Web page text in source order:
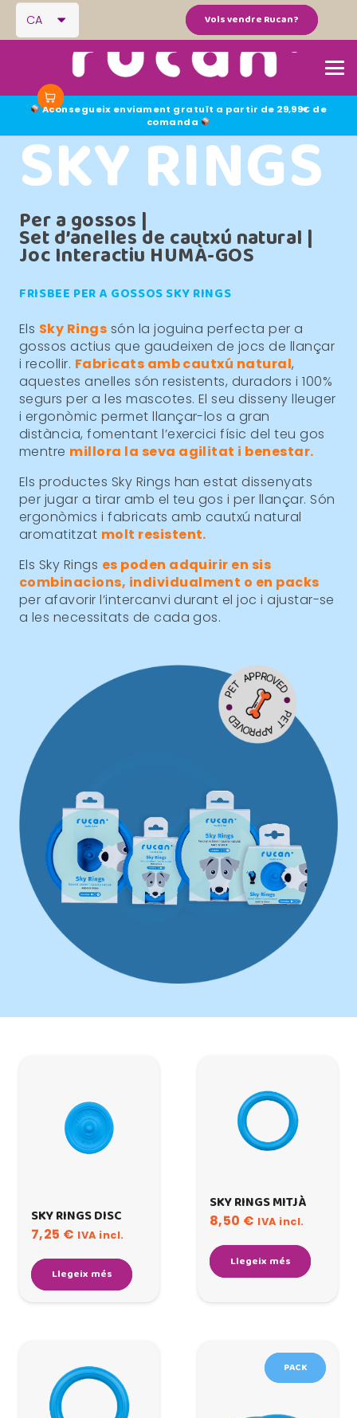
CA Vols vendre Rucan?
Aconsegueix enviament gratuït a partir de 29,99€ de
comanda
SKY RINGS
Per a gossos |
Set d’anelles de cautxú natural |
Joc Interactiu HUMÀ-GOS
FRISBEE PER A GOSSOS SKY RINGS
Els Sky Rings són la joguina perfecta per a
gossos actius que gaudeixen de jocs de llançar
i recollir. Fabricats amb cautxú natural,
aquestes anelles són resistents, duradors i 100%
segurs per a les mascotes. El seu disseny lleuger
i ergonòmic permet llançar-los a gran
distància, fomentant l’exercici físic del teu gos
mentre millora la seva agilitat i benestar.
Els productes Sky Rings han estat dissenyats
per jugar a tirar amb el teu gos i per llançar. Són
ergonòmics i fabricats amb cautxú natural
aromatitzat molt resistent.
Els Sky Rings es poden adquirir en sis
combinacions, individualment o en packs
per afavorir l’intercanvi durant el joc i ajustar-se
a les necessitats de cada gos.
SKY RINGS DISC
7,25 € IVA incl.
Llegeix més
SKY RINGS MITJÀ
8,50 € IVA incl.
Llegeix més
PACK